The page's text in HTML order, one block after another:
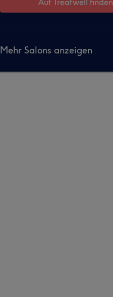
Mehr Salons anzeigen